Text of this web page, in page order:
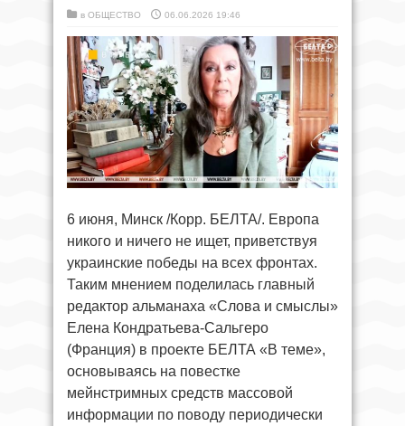
в ОБЩЕСТВО 06.06.2026 19:46
6 июня, Минск /Корр. БЕЛТА/. Европа
никого и ничего не ищет, приветствуя
украинские победы на всех фронтах.
Таким мнением поделилась главный
редактор альманаха «Слова и смыслы»
Елена Кондратьева-Сальгеро
(Франция) в проекте БЕЛТА «В теме»,
основываясь на повестке
мейнстримных средств массовой
информации по поводу периодически